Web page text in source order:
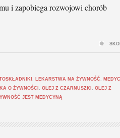
i zapobiega rozwojowi chorób
, LEKARSTWA NA ŻYWNOŚĆ ,
O ŻYWNOŚCI , OLEJ Z CZARNUSZKI , OLEJ Z
JEST MEDYCYNĄ